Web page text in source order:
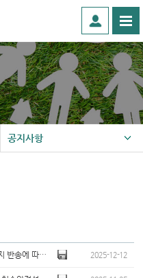
공지사항
이륜자동차 책임보험 미가입 과태료 처분 통지 반송에 따른 공시송달 공고 2025-12-12